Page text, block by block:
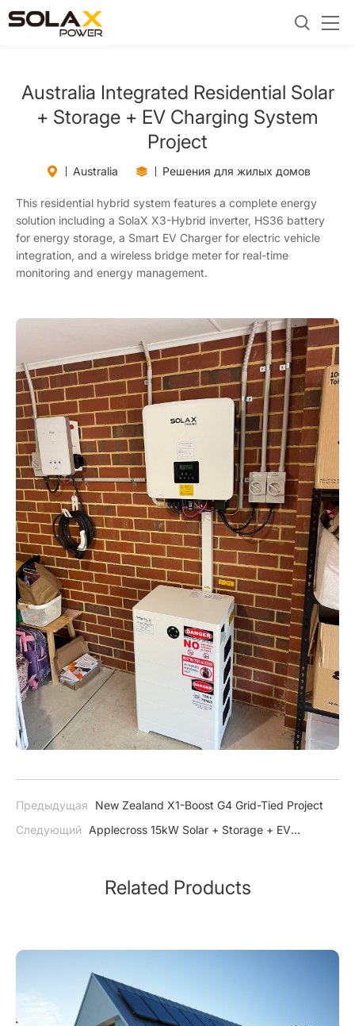
Australia Integrated Residential Solar
+ Storage + EV Charging System
Project
Australia Решения для жилых домов
This residential hybrid system features a complete energy
solution including a SolaX X3-Hybrid inverter, HS36 battery
for energy storage, a Smart EV Charger for electric vehicle
integration, and a wireless bridge meter for real-time
monitoring and energy management.
Предыдущая
New Zealand X1-Boost G4 Grid-Tied Project
Следующий
Related Products